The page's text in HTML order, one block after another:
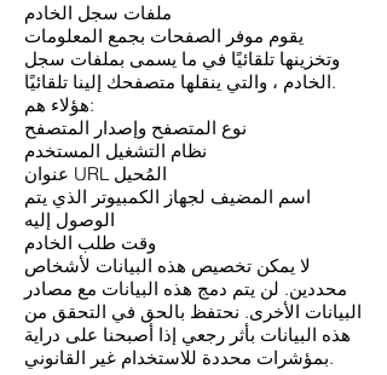
ملفات سجل الخادم
يقوم موفر الصفحات بجمع المعلومات
وتخزينها تلقائيًا في ما يسمى بملفات سجل
الخادم ، والتي ينقلها متصفحك إلينا تلقائيًا.
هؤلاء هم:
نوع المتصفح وإصدار المتصفح
نظام التشغيل المستخدم
عنوان URL المُحيل
اسم المضيف لجهاز الكمبيوتر الذي يتم
الوصول إليه
وقت طلب الخادم
لا يمكن تخصيص هذه البيانات لأشخاص
محددين. لن يتم دمج هذه البيانات مع مصادر
البيانات الأخرى. نحتفظ بالحق في التحقق من
هذه البيانات بأثر رجعي إذا أصبحنا على دراية
بمؤشرات محددة للاستخدام غير القانوني.